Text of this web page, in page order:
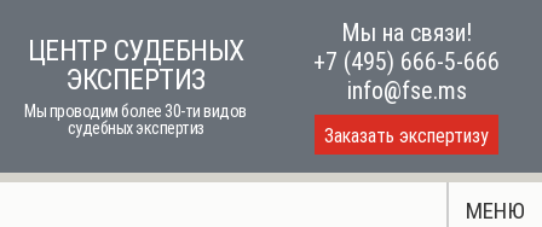
ЦЕНТР СУДЕБНЫХ
ЭКСПЕРТИЗ
Мы проводим более 30-ти видов
судебных экспертиз
Мы на связи!
+7 (495) 666-5-666
info@fse.ms
Заказать экспертизу
МЕНЮ